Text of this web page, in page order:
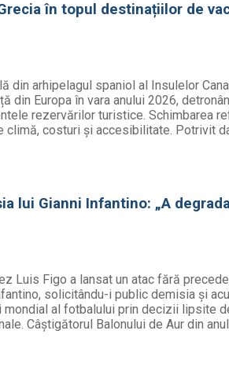
în topul destinațiilor de
din arhipelagul spaniol al Insulelor
din Europa în vara anului 2026,
rezervărilor turistice. Schimbarea
climă, costuri și accesibilitate. Potrivit
lui Gianni Infantino: „A
Luis Figo a lansat un atac fără
solicitându-i public demisia și
al fotbalului prin decizii lipsite
Câștigătorul Balonului de Aur din